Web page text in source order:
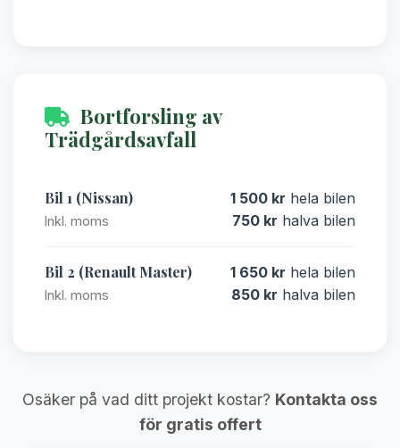
Bortforsling av
Trädgårdsavfall
Bil 1 (Nissan)
Inkl. moms
1 500 kr hela bilen
750 kr halva bilen
Bil 2 (Renault Master)
Inkl. moms
1 650 kr hela bilen
850 kr halva bilen
Osäker på vad ditt projekt kostar? Kontakta oss
för gratis offert